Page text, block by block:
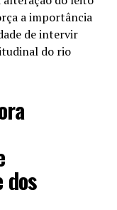
a importância
de intervir
do rio
dos